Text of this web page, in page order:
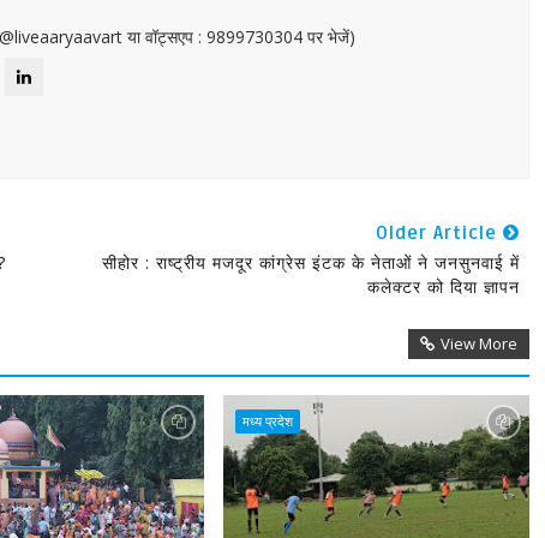
या वॉट्सएप : 9899730304 पर भेजें)
Older Article
सीहोर : राष्ट्रीय मजदूर कांग्रेस इंटक के नेताओं ने जनसुनवाई में
कलेक्टर को दिया ज्ञापन
View More
मध्य प्रदेश